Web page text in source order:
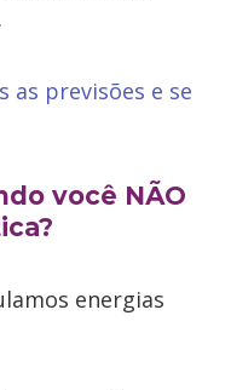
as previsões e se
você NÃO
energias